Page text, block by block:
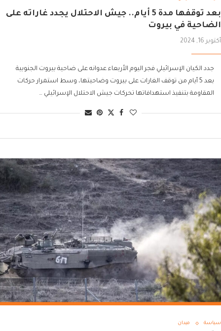
بعد توقفها مدة 5 أيام.. جيش الاحتلال يجدد غاراته على
الضاحية في بيروت
أكتوبر 16, 2024
جدد الكيان الإسرائيلي فجر اليوم الأربعاء عدوانه على ضاحية بيروت الجنوبية
بعد 5 أيام من توقف الغارات على بيروت وضاحيتها، وسط استمرار حركات
المقاومة بتنفيذ استهدافاتها تحركات جيش الاحتلال الإسرائيلي …
سياسة ميدان